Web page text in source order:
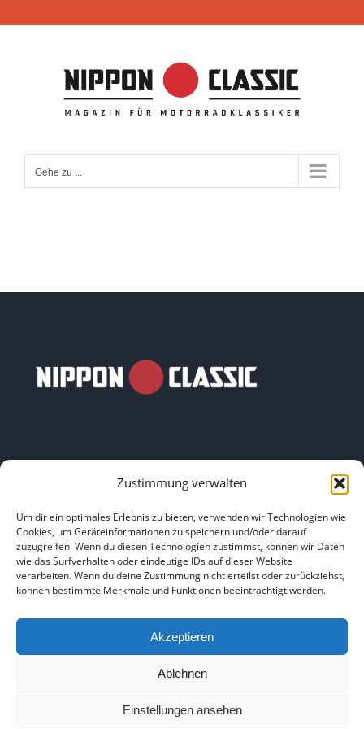
Zustimmung verwalten
Um dir ein optimales Erlebnis zu bieten, verwenden wir Technologien wie
Cookies, um Geräteinformationen zu speichern und/oder darauf
zuzugreifen. Wenn du diesen Technologien zustimmst, können wir Daten
wie das Surfverhalten oder eindeutige IDs auf dieser Website
verarbeiten. Wenn du deine Zustimmung nicht erteilst oder zurückziehst,
können bestimmte Merkmale und Funktionen beeinträchtigt werden.
Akzeptieren
Ablehnen
Einstellungen ansehen
Inhalt
Gehe zu ...
HOME|ÜBER UNS|IMPRESSUM |DATENSCHUTZ
BILDNACHWEISE
Copyright 2025